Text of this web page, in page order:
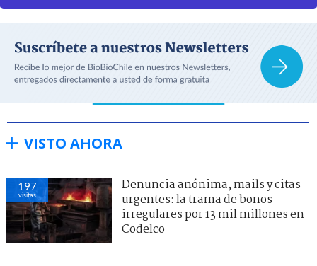
VISTO AHORA
197
visitas
Denuncia anónima, mails y citas
urgentes: la trama de bonos
irregulares por 13 mil millones en
Codelco